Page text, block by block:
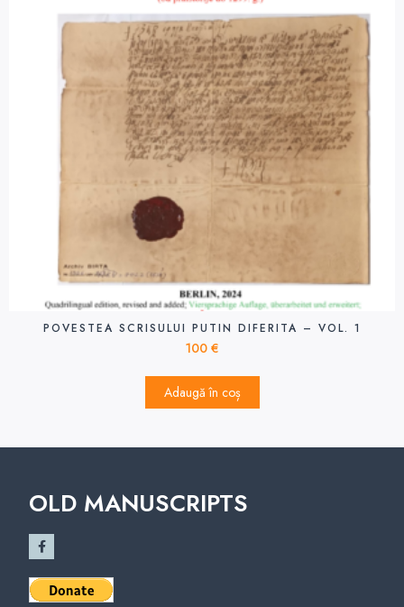
POVESTEA SCRISULUI PUTIN DIFERITA – VOL. 1
100 €
Adaugă în coș
OLD MANUSCRIPTS